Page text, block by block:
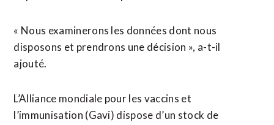
« Nous examinerons les données dont nous ​
disposons et prendrons ​une décision », a-t-il
ajouté.
L’Alliance mondiale pour les vaccins et
l’immunisation (Gavi) dispose d’un stock de